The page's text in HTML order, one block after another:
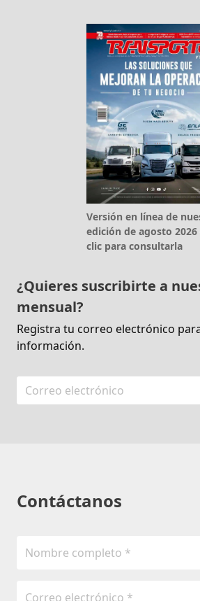
Versión en línea de
edición de agosto 2026
clic para consultarla
¿Quieres suscribirte a
mensual?
Registra tu correo electrónico
información.
Contáctanos